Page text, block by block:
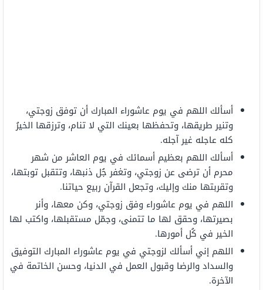
أسألك اللهم في يوم عاشوراء المبارك أن توفق زوجتي،
وتنير طريقها، وتحفظها بعينك التي لا تنام، وترزقها الخيرُ
كله عاجله غير آجله.
أسألك اللهم بعظيم أسمائك في يوم العاشر من شهر
محرم أن ترضى عن زوجتي، وتغفر جُل ذنبها، وتتقبل توبتها،
وتقربتها منك وإليك، وتجعل القرآن ربيع حياتنا.
اللهم في يوم عاشوراء وفق زوجتي، وكن معها، وأنر
بصيرتها، وحقق لها ما تتمنى، وجمّل مستقبلها، واكتب لها
الخير في كُل أمورها.
اللهم إني أسألك لزوجتي في يوم عاشوراء المبارك التوفيق
والسداد والرضا وقبول العمل في الدنيا، وحسن الخاتمة في
الآخرة.